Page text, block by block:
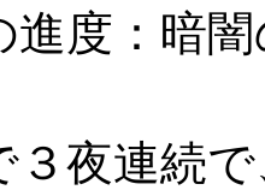
進度：暗
夜連続で